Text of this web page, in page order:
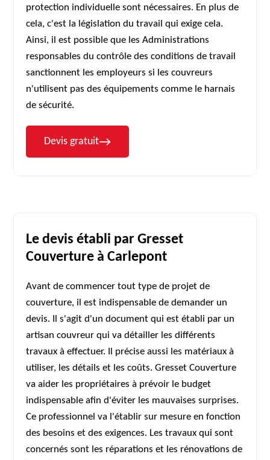
protection individuelle sont nécessaires. En plus de
cela, c'est la législation du travail qui exige cela.
Ainsi, il est possible que les Administrations
responsables du contrôle des conditions de travail
sanctionnent les employeurs si les couvreurs
n'utilisent pas des équipements comme le harnais
de sécurité.
Devis gratuit
Le devis établi par Gresset
Couverture à Carlepont
Avant de commencer tout type de projet de
couverture, il est indispensable de demander un
devis. Il s'agit d'un document qui est établi par un
artisan couvreur qui va détailler les différents
travaux à effectuer. Il précise aussi les matériaux à
utiliser, les détails et les coûts. Gresset Couverture
va aider les propriétaires à prévoir le budget
indispensable afin d'éviter les mauvaises surprises.
Ce professionnel va l'établir sur mesure en fonction
des besoins et des exigences. Les travaux qui sont
concernés sont les réparations et les rénovations de